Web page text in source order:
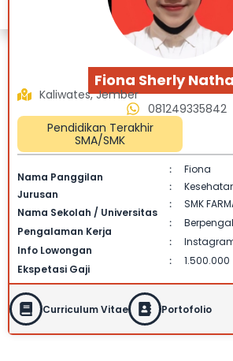
Fiona Sherly
Pendidikan Terakhir
SMA/SMK
081249335842
Kaliwates, Jember
Nama Panggilan
:
Fiona
Jurusan
:
Nama Sekolah / Universitas
: SMK
Pengalaman Kerja
:
Info Lowongan
:
Ekspetasi Gaji
: 1.500.000
Curriculum Vitae Portofolio